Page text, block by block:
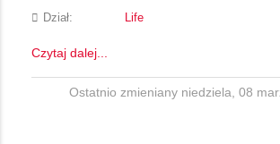
Dział: Life
Czytaj dalej...
Ostatnio zmieniany niedziela, 08